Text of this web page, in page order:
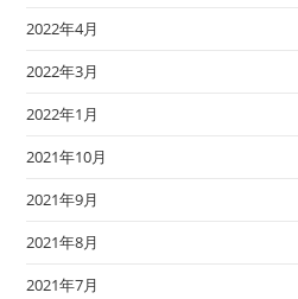
2022年4月
2022年3月
2022年1月
2021年10月
2021年9月
2021年8月
2021年7月